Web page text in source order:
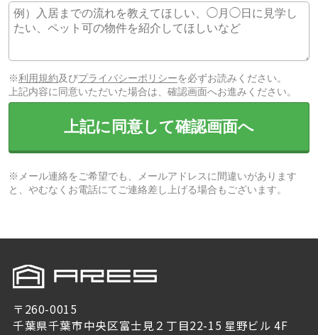
※利用規約及びプライバシーポリシーを必ずお読みください。
上記内容に同意いただいた場合は、確認画面へお進みください。
上記に同意して確認画面へ
※メール連絡をご希望でも、メールアドレスに間違いがあります
と、やむなくお電話にてご連絡差し上げる場合もございます。
〒260-0015
千葉県千葉市中央区富士見２丁目22-15 星野ビル 4F